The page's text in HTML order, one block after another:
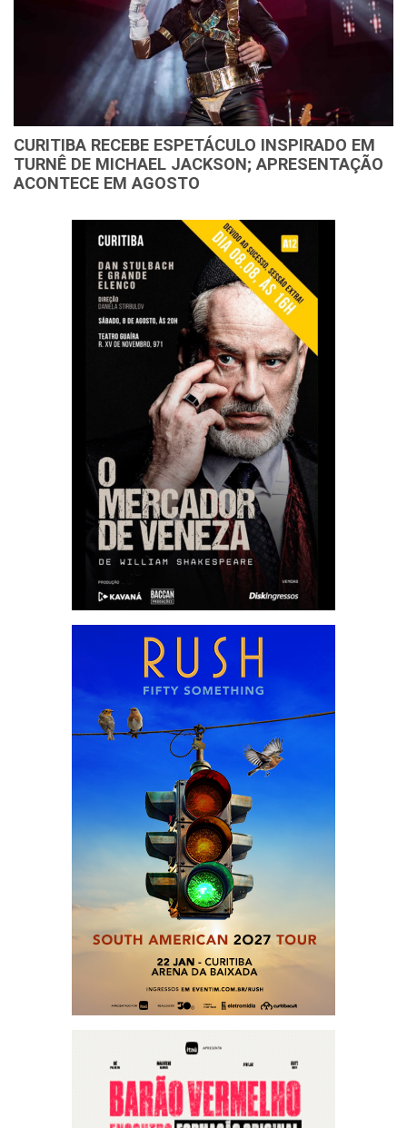
CURITIBA RECEBE ESPETÁCULO INSPIRADO EM
TURNÊ DE MICHAEL JACKSON; APRESENTAÇÃO
ACONTECE EM AGOSTO